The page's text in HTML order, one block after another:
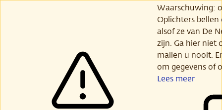
Waarschuwing:
Oplichters
alsof ze van De
zijn. Ga hier niet
mailen u nooit.
om gegevens of
Lees meer